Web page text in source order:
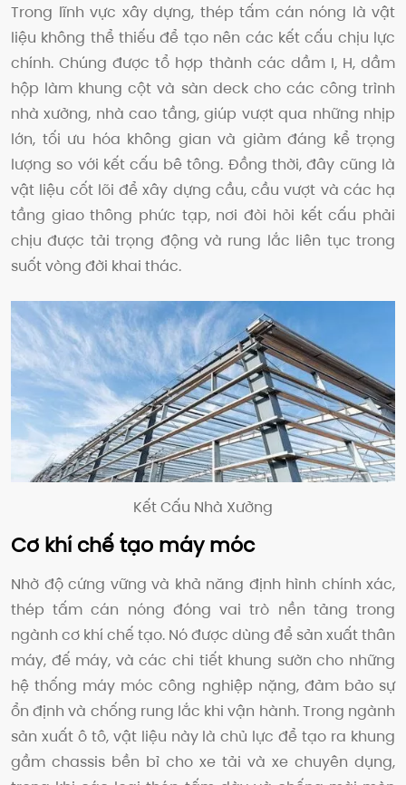
Trong lĩnh vực xây dựng, thép tấm cán nóng là vật
liệu không thể thiếu để tạo nên các kết cấu chịu lực
chính. Chúng được tổ hợp thành các dầm I, H, dầm
hộp làm khung cột và sàn deck cho các công trình
nhà xưởng, nhà cao tầng, giúp vượt qua những nhịp
lớn, tối ưu hóa không gian và giảm đáng kể trọng
lượng so với kết cấu bê tông. Đồng thời, đây cũng là
vật liệu cốt lõi để xây dựng cầu, cầu vượt và các hạ
tầng giao thông phức tạp, nơi đòi hỏi kết cấu phải
chịu được tải trọng động và rung lắc liên tục trong
suốt vòng đời khai thác.
Kết Cấu Nhà Xưởng
Cơ khí chế tạo máy móc
Nhờ độ cứng vững và khả năng định hình chính xác,
thép tấm cán nóng đóng vai trò nền tảng trong
ngành cơ khí chế tạo. Nó được dùng để sản xuất thân
máy, đế máy, và các chi tiết khung sườn cho những
hệ thống máy móc công nghiệp nặng, đảm bảo sự
ổn định và chống rung lắc khi vận hành. Trong ngành
sản xuất ô tô, vật liệu này là chủ lực để tạo ra khung
gầm chassis bền bỉ cho xe tải và xe chuyên dụng,